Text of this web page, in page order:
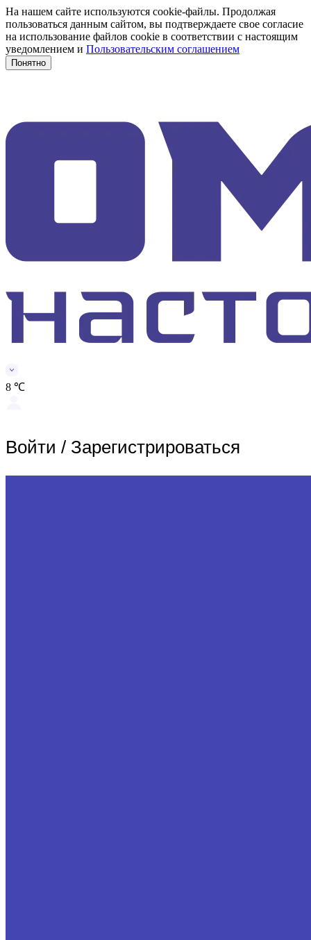
На нашем сайте используются cookie-файлы. Продолжая
пользоваться данным сайтом, вы подтверждаете свое согласие
на использование файлов cookie в соответствии с настоящим
уведомлением и Пользовательским соглашением
Понятно
8 ℃
Войти / Зарегистрироваться